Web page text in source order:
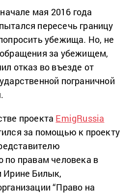
мая 2016 года
пересечь границу
убежища. Но, не
за убежищем,
отказ во въезде от
пограничной
проекта EmigRussia
за помощью к проекту
по правам человека в
Ирине Билык,
“Право на